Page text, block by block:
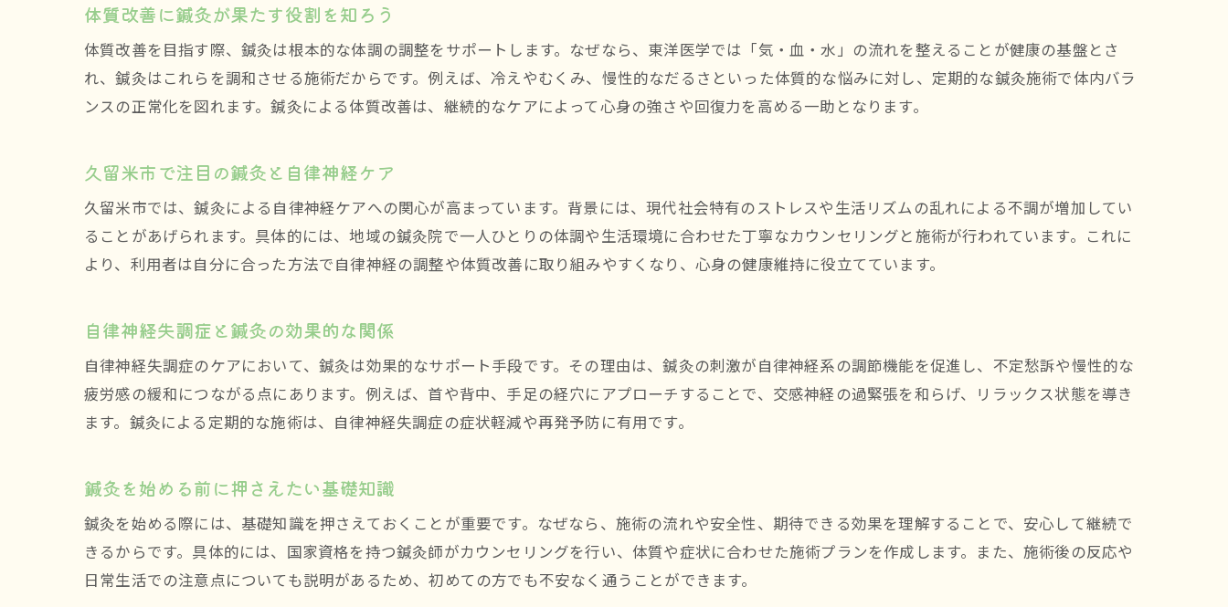
鍼灸で体質がどう変わるのか体験談から学ぶ
鍼灸と自律神経のバランス調整を実感した声
鍼灸を継続することで得られる体質改善の効果
自律神経失調に鍼灸がなぜ注目されるのか
鍼灸で自律神経のバランスを取る理論的根拠
自律神経失調症の改善に役立つ鍼灸の特徴
鍼灸治療の流れと自律神経への影響
鍼灸体験を通じて得た自律神経改善の実感
初めての鍼灸で感じる自律神経の変化とは
実際の鍼灸体験談に学ぶ体質改善のヒント
体質改善に鍼灸が果たす役割を知ろう
体質改善を目指す際、鍼灸は根本的な体調の調整をサポートします。なぜなら、東洋医学では「気・血・水」の流れを整えることが健康の基盤とさ
れ、鍼灸はこれらを調和させる施術だからです。例えば、冷えやむくみ、慢性的なだるさといった体質的な悩みに対し、定期的な鍼灸施術で体内バラ
ンスの正常化を図れます。鍼灸による体質改善は、継続的なケアによって心身の強さや回復力を高める一助となります。
久留米市で注目の鍼灸と自律神経ケア
久留米市では、鍼灸による自律神経ケアへの関心が高まっています。背景には、現代社会特有のストレスや生活リズムの乱れによる不調が増加してい
ることがあげられます。具体的には、地域の鍼灸院で一人ひとりの体調や生活環境に合わせた丁寧なカウンセリングと施術が行われています。これに
より、利用者は自分に合った方法で自律神経の調整や体質改善に取り組みやすくなり、心身の健康維持に役立てています。
自律神経失調症と鍼灸の効果的な関係
自律神経失調症のケアにおいて、鍼灸は効果的なサポート手段です。その理由は、鍼灸の刺激が自律神経系の調節機能を促進し、不定愁訴や慢性的な
疲労感の緩和につながる点にあります。例えば、首や背中、手足の経穴にアプローチすることで、交感神経の過緊張を和らげ、リラックス状態を導き
ます。鍼灸による定期的な施術は、自律神経失調症の症状軽減や再発予防に有用です。
鍼灸を始める前に押さえたい基礎知識
鍼灸を始める際には、基礎知識を押さえておくことが重要です。なぜなら、施術の流れや安全性、期待できる効果を理解することで、安心して継続で
きるからです。具体的には、国家資格を持つ鍼灸師がカウンセリングを行い、体質や症状に合わせた施術プランを作成します。また、施術後の反応や
日常生活での注意点についても説明があるため、初めての方でも不安なく通うことができます。
お問い合わせはこちら
お問い合わせはこちら